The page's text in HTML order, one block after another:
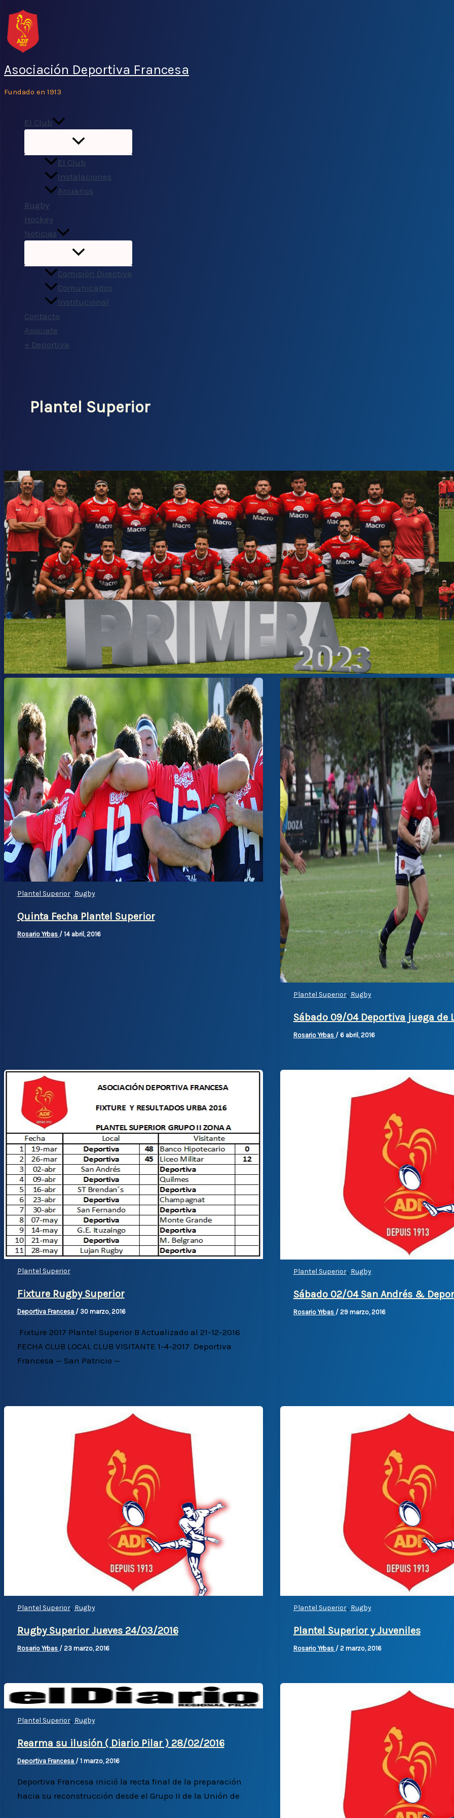
al
contenido
Asociación Deportiva Francesa
Fundado en 1913
El Club
El Club
Instalaciones
Anuarios
Rugby
Hockey
Noticias
Comisión Directiva
Comunicados
Institucional
Contacto
Asociate
+ Deportiva
Plantel Superior
Plantel Superior, Rugby
Quinta Fecha Plantel Superior
Rosario Yrbas / 14 abril, 2016
Plantel Superior, Rugby
Sábado 09/04 Deportiva juega de
Rosario Yrbas / 6 abril, 2016
Plantel Superior
Fixture Rugby Superior
Deportiva Francesa / 30 marzo, 2016
Fixture 2017 Plantel Superior B Actualizado al 21-12-2016
FECHA CLUB LOCAL CLUB VISITANTE 1-4-2017 Deportiva
Francesa — San Patricio —
Plantel Superior, Rugby
Sábado 02/04 San Andrés &
Rosario Yrbas / 29 marzo, 2016
Plantel Superior, Rugby
Rugby Superior Jueves 24/03/2016
Rosario Yrbas / 23 marzo, 2016
Plantel Superior, Rugby
Plantel Superior y Juveniles
Rosario Yrbas / 2 marzo, 2016
Plantel Superior, Rugby
Rearma su ilusión ( Diario Pilar ) 28/02/2016
Deportiva Francesa / 1 marzo, 2016
Deportiva Francesa inició la recta final de la preparación
hacia su reconstrucción desde el Grupo II de la Unión de